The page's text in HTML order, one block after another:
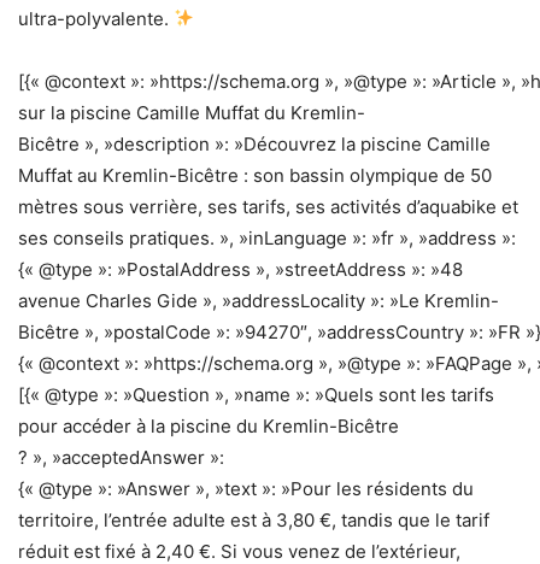
ultra-polyvalente.
[{« @context »: »https://schema.org », »@type »: »Article »,
sur la piscine Camille Muffat du Kremlin-
Bicêtre », »description »: »Découvrez la piscine Camille
Muffat au Kremlin-Bicêtre : son bassin olympique de 50
mètres sous verrière, ses tarifs, ses activités d’aquabike et
ses conseils pratiques. », »inLanguage »: »fr », »address »:
{« @type »: »PostalAddress », »streetAddress »: »48
avenue Charles Gide », »addressLocality »: »Le Kremlin-
Bicêtre », »postalCode »: »94270″, »addressCountry »: »FR
{« @context »: »https://schema.org », »@type »: »FAQPage »,
[{« @type »: »Question », »name »: »Quels sont les tarifs
pour accéder à la piscine du Kremlin-Bicêtre
? », »acceptedAnswer »:
{« @type »: »Answer », »text »: »Pour les résidents du
territoire, l’entrée adulte est à 3,80 €, tandis que le tarif
réduit est fixé à 2,40 €. Si vous venez de l’extérieur,